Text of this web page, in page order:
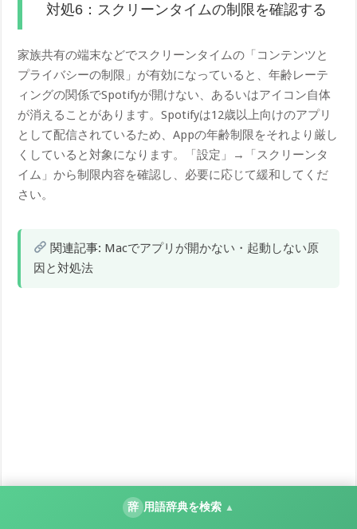
対処6：スクリーンタイムの制限を確認する
家族共有の端末などでスクリーンタイムの「コンテンツと
プライバシーの制限」が有効になっていると、年齢レーテ
ィングの関係でSpotifyが開けない、あるいはアイコン自体
が消えることがあります。Spotifyは12歳以上向けのアプリ
として配信されているため、Appの年齢制限をそれより厳し
くしていると対象になります。「設定」→「スクリーンタ
イム」から制限内容を確認し、必要に応じて緩和してくだ
さい。
関連記事: Macでアプリが開かない・起動しない原
因と対処法
辞 用語辞典を検索 ▲